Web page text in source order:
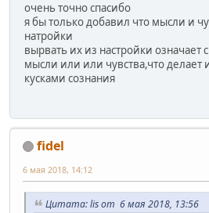
очень точно спасибо
я бы только добавил что мысли и
натройки
вырвать их из настройки означает
мысли или или чувства,что делает
кусками сознания
fidel
6 мая 2018, 14:12
Цитата: lis от 6 мая 2018, 13:56